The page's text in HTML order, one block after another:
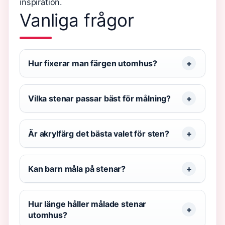
inspiration.
Vanliga frågor
Hur fixerar man färgen utomhus?
Vilka stenar passar bäst för målning?
Är akrylfärg det bästa valet för sten?
Kan barn måla på stenar?
Hur länge håller målade stenar
utomhus?